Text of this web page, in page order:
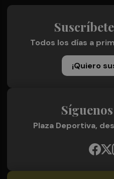
Todos los días a
¡Quiero
Plaza Deportiva,